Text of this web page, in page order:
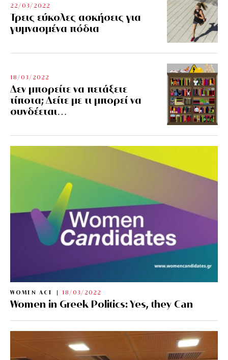
22/03/2022
Τρεις εύκολες ασκήσεις για
γυμνασμένα πόδια
18/03/2022
Δεν μπορείτε να πετάξετε
τίποτα; Δείτε με τι μπορεί να
συνδέεται…
WOMEN ACT 18/03/2022
Women in Greek Politics: Yes, they Can